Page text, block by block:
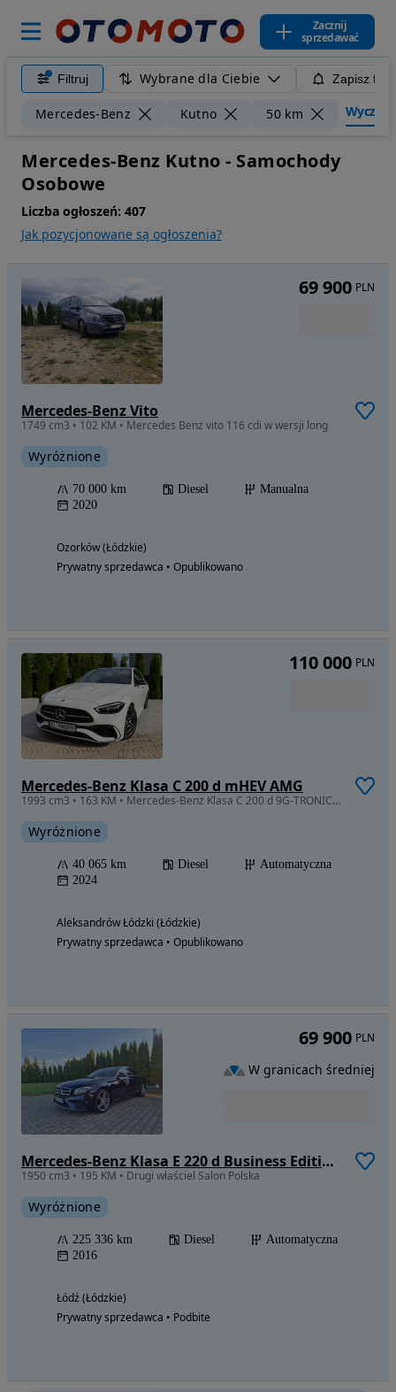
Zacznij
sprzedawać
Filtruj Wybrane dla Ciebie Zapisz
Mercedes-Benz Kutno 50 km
Mercedes-Benz Kutno - Samochody
Osobowe
Liczba ogłoszeń: 407
Jak pozycjonowane są ogłoszenia?
Mercedes-Benz Vito
1749 cm3 • 102 KM • Mercedes Benz vito 116 cdi w wersji long
Wyróżnione
70 000 km Diesel
Manualna
2020
Ozorków (Łódzkie)
Prywatny sprzedawca • Opublikowano
69 900 PLN
Mercedes-Benz Klasa C 200 d mHEV AMG
1993 cm3 • 163 KM • Mercedes-Benz Klasa C 200 d 9G-TRONIC AMG line 5 lat gwarancji
Wyróżnione
40 065 km Diesel
Automatyczna
2024
Aleksandrów Łódzki (Łódzkie)
Prywatny sprzedawca • Opublikowano
110 000 PLN
Mercedes-Benz Klasa E 220 d Business Edition 9G-TRONIC
1950 cm3 • 195 KM • Drugi właściel Salon Polska
Wyróżnione
225 336 km Diesel
Automatyczna
2016
Łódź (Łódzkie)
Prywatny sprzedawca • Podbite
69 900 PLN
W granicach średniej